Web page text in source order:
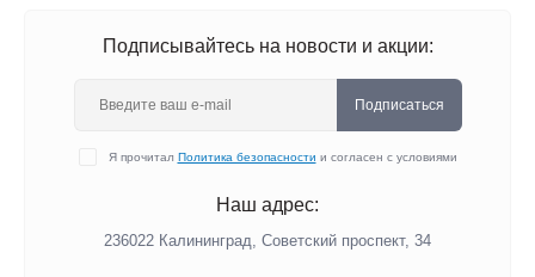
Подписывайтесь на новости и акции:
Подписаться
Я прочитал Политика безопасности и согласен с условиями
Наш адрес:
236022 Калининград, Советский проспект, 34